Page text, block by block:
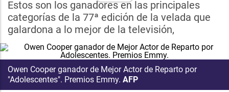
Estos son los ganadores en las principales
categorías de la 77ª edición de la velada que
galardona a lo mejor de la televisión,
Owen Cooper ganador de Mejor Actor de Reparto por
"Adolescentes". Premios Emmy. AFP